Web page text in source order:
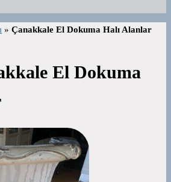
» Çanakkale El Dokuma Halı Alanlar
El Dokuma